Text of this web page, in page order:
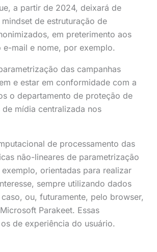
a partir de 2024, deixará de
de estruturação de
em preterimento aos
mail e nome, por exemplo.
das campanhas
e estar em conformidade com a
o departamento de proteção de
mídia centralizada nos
de processamento das
não-lineares de parametrização
orientadas para realizar
sempre utilizando dados
ou, futuramente, pelo browser,
Parakeet. Essas
de experiência do usuário.